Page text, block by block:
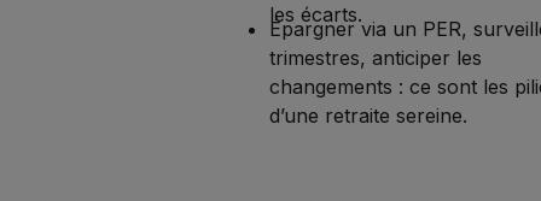
les écarts.
Épargner via un PER,
trimestres, anticiper les
changements : ce sont les
d’une retraite sereine.